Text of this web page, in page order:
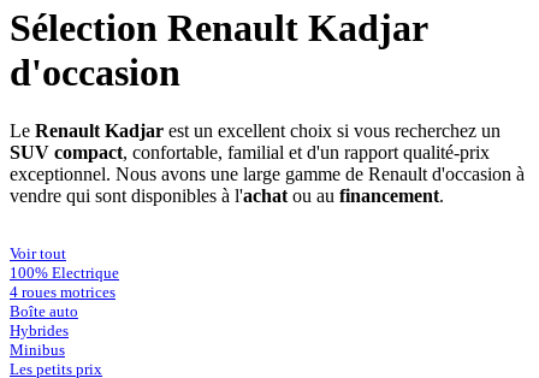
Sélection Renault Kadjar
d'occasion
Le Renault Kadjar est un excellent choix si vous recherchez un
SUV compact, confortable, familial et d'un rapport qualité-prix
exceptionnel. Nous avons une large gamme de Renault d'occasion à
vendre qui sont disponibles à l'achat ou au financement.
Voir tout
100% Electrique
4 roues motrices
Boîte auto
Hybrides
Minibus
Les petits prix